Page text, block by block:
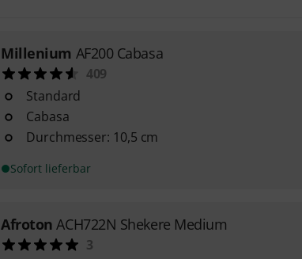
Millenium AF200 Cabasa
409
Standard
Cabasa
Durchmesser: 10,5 cm
Sofort lieferbar
Afroton ACH722N Shekere Medium
3